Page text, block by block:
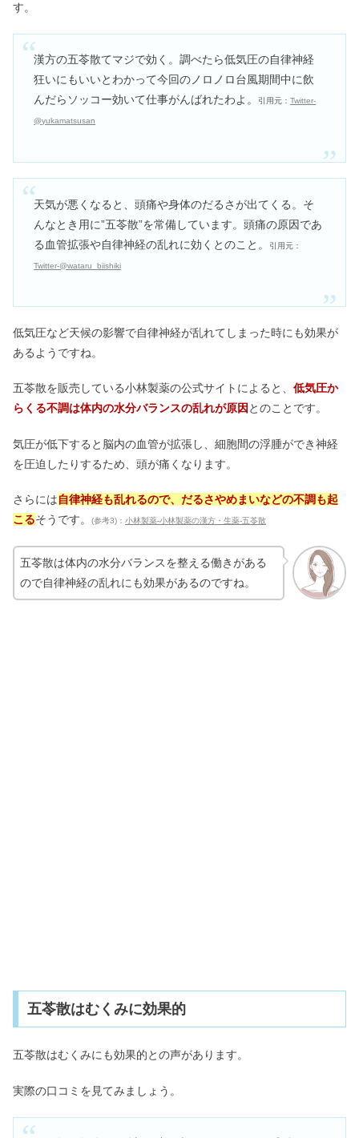
す。
漢方の五苓散てマジで効く。調べたら低気圧の自律神経
狂いにもいいとわかって今回のノロノロ台風期間中に飲
んだらソッコー効いて仕事がんばれたわよ。
引用元：Twitter-
@yukamatsusan
天気が悪くなると、頭痛や身体のだるさが出てくる。そ
んなとき用に”五苓散”を常備しています。頭痛の原因であ
る血管拡張や自律神経の乱れに効くとのこと。
引用元：
Twitter-@wataru_biishiki
低気圧など天候の影響で自律神経が乱れてしまった時にも効果が
あるようですね。
五苓散を販売している小林製薬の公式サイトによると、 低気圧か
らくる不調は体内の水分バランスの乱れが原因 とのことです。
気圧が低下すると脳内の血管が拡張し、細胞間の浮腫ができ神経
を圧迫したりするため、頭が痛くなります。
さらには自律神経も乱れるので、だるさやめまいなどの不調も起
こるそうです。 (参考3)： 小林製薬‐小林製薬の漢方・生薬‐五苓散
五苓散は体内の水分バランスを整える働きがある
ので自律神経の乱れにも効果があるのですね。
五苓散はむくみに効果的
五苓散はむくみにも効果的との声があります。
実際の口コミを見てみましょう。